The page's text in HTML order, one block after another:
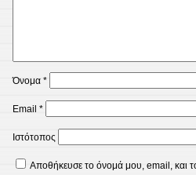
Όνομα *
Email *
Ιστότοπος
Αποθήκευσε το όνομά μου, email, και